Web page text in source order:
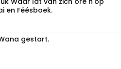
en Féésboek.
gestart.